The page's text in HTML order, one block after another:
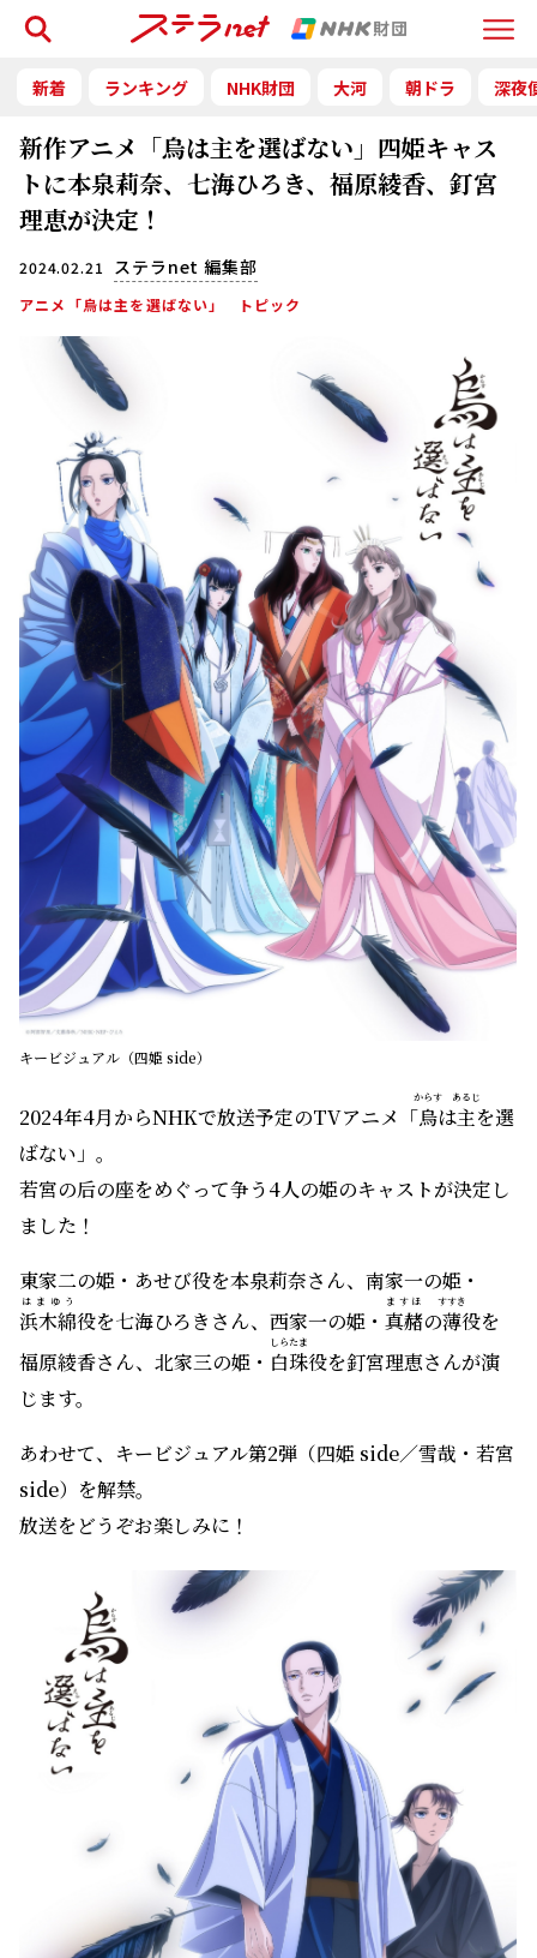
Menu
検索
新着 ランキング NHK財団 大河 朝ドラ 深夜
新作アニメ「烏は主を選ばない」四姫キャス
トに本泉莉奈、七海ひろき、福原綾香、釘宮
理恵が決定！
2024.02.21 ステラnet 編集部
アニメ「烏は主を選ばない」 トピック
キービジュアル（四姫 side）
2024年4月からNHKで放送予定のTVアニメ「烏
からす
は主
あるじ
を選
ばない」。
若宮の后の座をめぐって争う4人の姫のキャストが決定し
ました！
東家二の姫・あせび役を本泉莉奈さん、南家一の姫・
浜木綿
はまゆう
役を七海ひろきさん、西家一の姫・ 真赭
ますほ
の薄
すすき
役を
福原綾香さん、北家三の姫・ 白珠
しらたま
役を釘宮理恵さんが演
じます。
あわせて、キービジュアル第2弾（四姫 side／雪哉・若宮
side）を解禁。
放送をどうぞお楽しみに！